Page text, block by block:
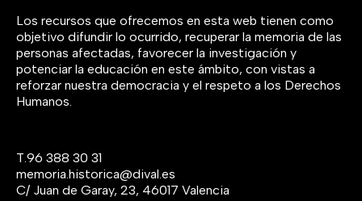
Los recursos que ofrecemos en esta web tienen como
objetivo difundir lo ocurrido, recuperar la memoria de las
personas afectadas, favorecer la investigación y
potenciar la educación en este ámbito, con vistas a
reforzar nuestra democracia y el respeto a los Derechos
Humanos.
T.96 388 30 31
memoria.historica@dival.es
C/ Juan de Garay, 23, 46017 Valencia